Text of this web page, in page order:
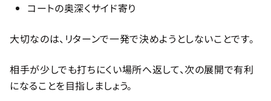
コートの奥深くサイド寄り
大切なのは、リターンで一発で決めようとしないことです。
相手が少しでも打ちにくい場所へ返して、次の展開で有利
になることを目指しましょう。